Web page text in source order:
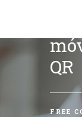
QR
FREE